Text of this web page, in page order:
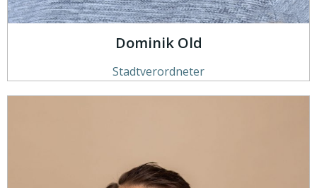
Dominik Old
Stadtverordneter